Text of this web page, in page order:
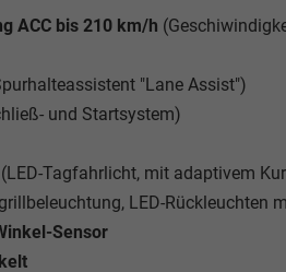
ACC bis 210 km/h
"Lane Assist")
und Startsystem)
(LED-Tagfahrlicht, mit adaptivem
LED-Rückleuchten
Sensor